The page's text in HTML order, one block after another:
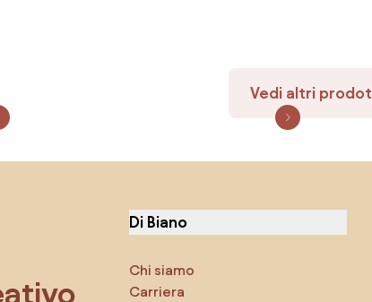
Vedi altri
Di Biano
Chi siamo
Carriera